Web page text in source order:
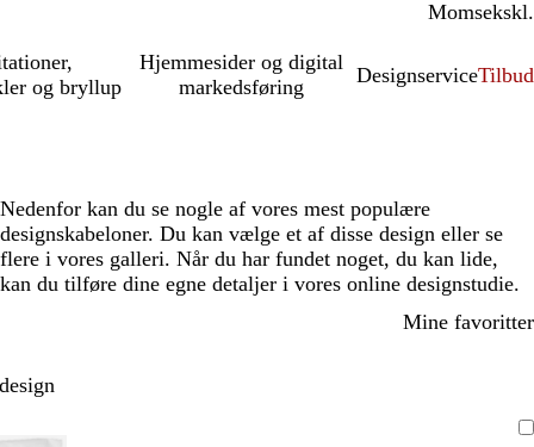
Momsinkl.
ekskl.
og bryllup
Hjemmesider og digital
markedsføring
DesignserviceTilbud
Nedenfor kan du se nogle af vores mest populære
designskabeloner. Du kan vælge et af disse design eller se
flere i vores galleri. Når du har fundet noget, du kan lide,
kan du tilføre dine egne detaljer i vores online designstudie.
Mine favoritter